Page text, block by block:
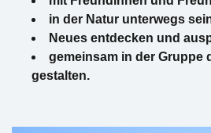
in der Natur unterwegs
Neues entdecken und
gemeinsam in der Gruppe
gestalten.